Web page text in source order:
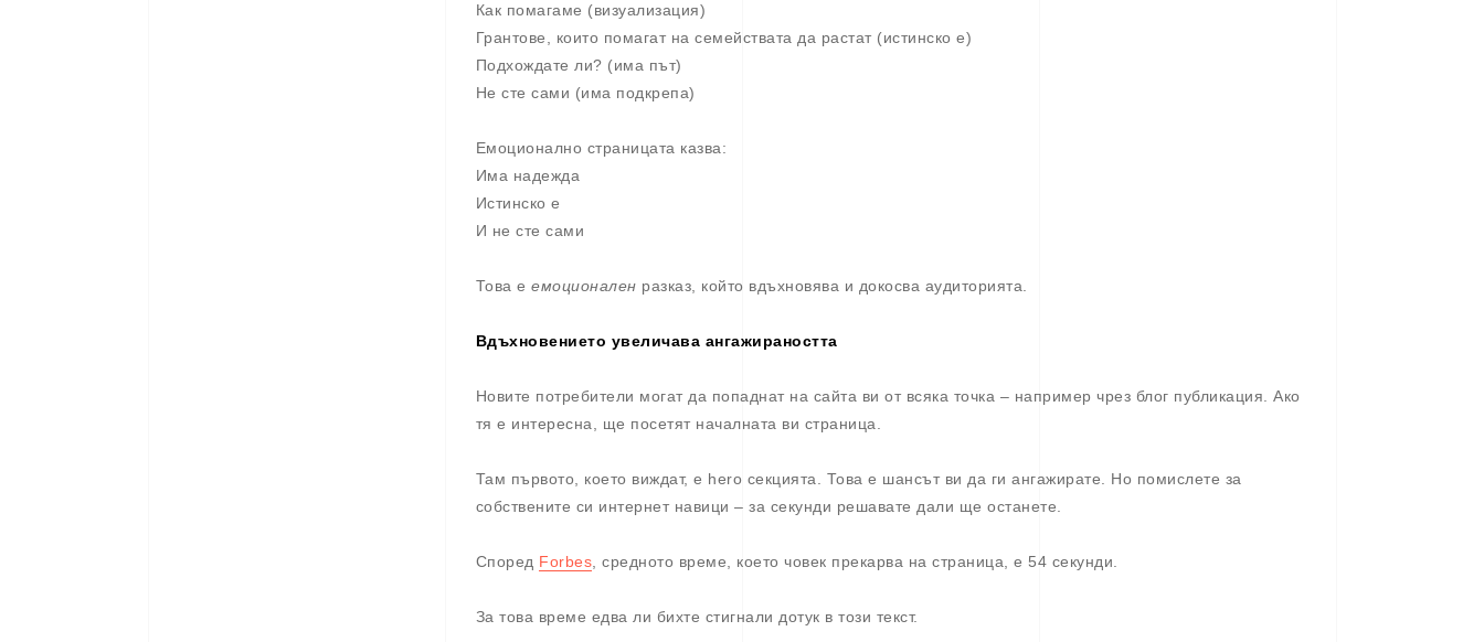
Как помагаме (визуализация)
Грантове, които помагат на семействата да растат (истинско е)
Подхождате ли? (има път)
Не сте сами (има подкрепа)
Емоционално страницата казва:
Има надежда
Истинско е
И не сте сами
Това еемоционален разказ, който вдъхновява и докосва аудиторията.
Вдъхновението увеличава ангажираността
Новите потребители могат да попаднат на сайта ви от всяка точка – например чрез блог публикация. Ако
тя е интересна, ще посетят началната ви страница.
Там първото, което виждат, е hero секцията. Това е шансът ви да ги ангажирате. Но помислете за
собствените си интернет навици – за секунди решавате дали ще останете.
Според Forbes, средното време, което човек прекарва на страница, е 54 секунди.
За това време едва ли бихте стигнали дотук в този текст.